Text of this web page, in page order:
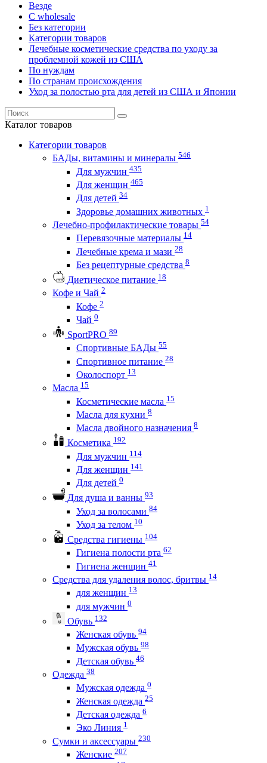
Везде
C wholesale
Без категории
Категории товаров
Лечебные косметические средства по уходу за
проблемной кожей из США
По нуждам
По странам происхождения
Уход за полостью рта для детей из США и Японии
Каталог товаров
Категории товаров
БАДы, витамины и минералы 546
Для мужчин 435
Для женщин 465
Для детей 34
Здоровье домашних животных 1
Лечебно-профилактические товары 54
Перевязочные материалы 14
Лечебные крема и мази 28
Без рецептурные средства 8
Диетическое питание 18
Кофе и Чай 2
Кофе 2
Чай 0
SportPRO 89
Спортивные БАДы 55
Спортивное питание 28
Околоспорт 13
Масла 15
Косметические масла 15
Масла для кухни 8
Масла двойного назначения 8
Косметика 192
Для мужчин 114
Для женщин 141
Для детей 0
Для душа и ванны 93
Уход за волосами 84
Уход за телом 10
Средства гигиены 104
Гигиена полости рта 62
Гигиена женщин 41
Средства для удаления волос, бритвы 14
для женщин 13
для мужчин 0
Обувь 132
Женская обувь 94
Мужская обувь 98
Детская обувь 46
Одежда 38
Мужская одежда 0
Женская одежда 25
Детская одежда 6
Эко Линия 1
Сумки и аксессуары 230
Женские 207